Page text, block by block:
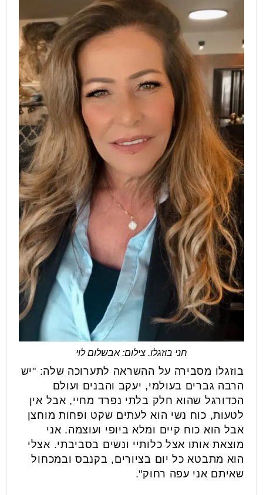
חני בוזגלו. צילום: אבשלום לוי
בוזגלו מסבירה על ההשראה לתערוכה שלה: "יש
הרבה גברים בעולמי, יעקב והבנים ועולם
הכדורגל שהוא חלק בלתי נפרד מחיי, אבל אין
לטעות, כוח נשי הוא לעתים שקט ופחות מוחצן
אבל הוא כוח קיים ומלא ביופי ועוצמה. אני
מוצאת אותו אצל כלותיי ונשים בסביבתי. אצלי
הוא מתבטא כל יום בציורים, בקנבס ובמכחול
שאיתם אני עפה רחוק".